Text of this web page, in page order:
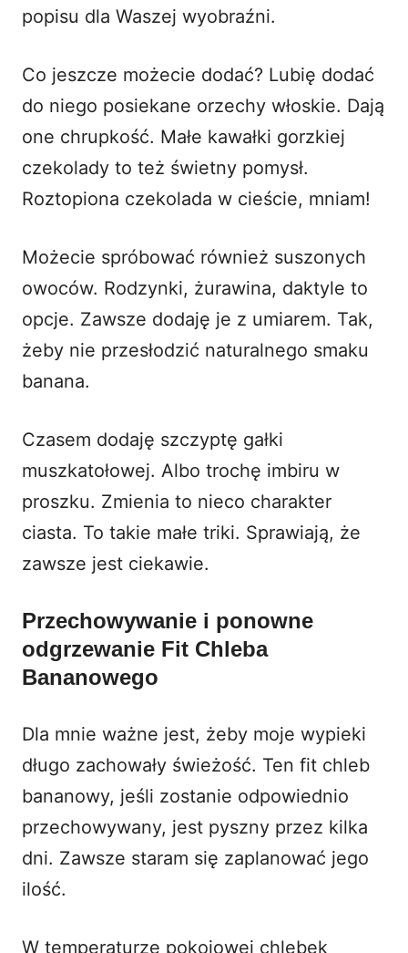
popisu dla Waszej wyobraźni.
Co jeszcze możecie dodać? Lubię dodać
do niego posiekane orzechy włoskie. Dają
one chrupkość. Małe kawałki gorzkiej
czekolady to też świetny pomysł.
Roztopiona czekolada w cieście, mniam!
Możecie spróbować również suszonych
owoców. Rodzynki, żurawina, daktyle to
opcje. Zawsze dodaję je z umiarem. Tak,
żeby nie przesłodzić naturalnego smaku
banana.
Czasem dodaję szczyptę gałki
muszkatołowej. Albo trochę imbiru w
proszku. Zmienia to nieco charakter
ciasta. To takie małe triki. Sprawiają, że
zawsze jest ciekawie.
Przechowywanie i ponowne
odgrzewanie Fit Chleba
Bananowego
Dla mnie ważne jest, żeby moje wypieki
długo zachowały świeżość. Ten fit chleb
bananowy, jeśli zostanie odpowiednio
przechowywany, jest pyszny przez kilka
dni. Zawsze staram się zaplanować jego
ilość.
W temperaturze pokojowej chlebek